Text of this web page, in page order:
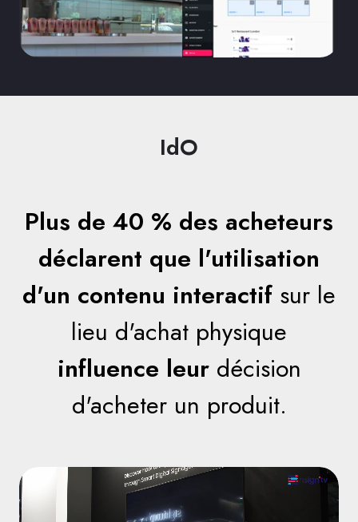
IdO
Plus de 40 % des acheteurs
déclarent que l'utilisation
d'un contenu interactif sur le
lieu d'achat physique
influence leurdécision
d'acheter un produit.